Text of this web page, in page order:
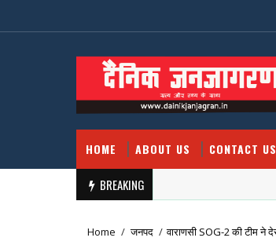
HOME ABOUT US CONTACT US
BREAKING
Home / जनपद / वाराणसी SOG-2 की टीम